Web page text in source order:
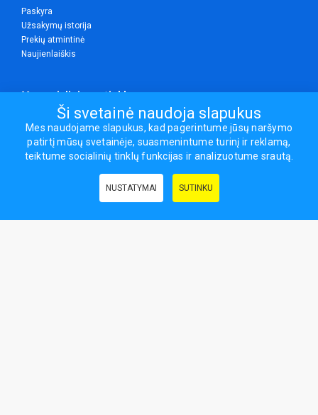
Paskyra
Užsakymų istorija
Prekių atmintinė
Naujienlaiškis
Mes socialiniuose tinkluose
Visos teisės saugomos.
Sporto ir laisvalaikio prekės, maisto papildai - erasportas.lt © 2026
Ši svetainė naudoja slapukus
Mes naudojame slapukus, kad pagerintume jūsų naršymo
patirtį mūsų svetainėje, suasmenintume turinį ir reklamą,
teiktume socialinių tinklų funkcijas ir analizuotume srautą.
NUSTATYMAI SUTINKU